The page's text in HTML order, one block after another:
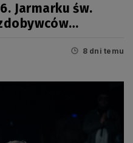
Jarmarku św.
8 dni temu